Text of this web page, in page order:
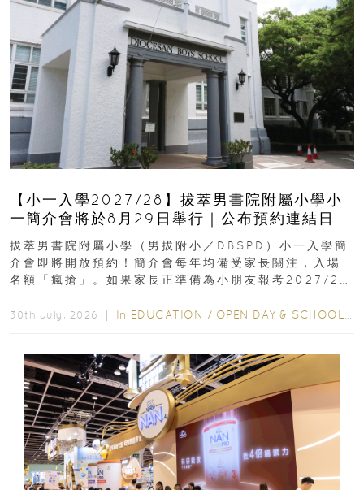
【小一入學2027/28】拔萃男書院附屬小學小
一簡介會將於8月29日舉行｜公布預約連結日期
｜更設有網上重溫
拔萃男書院附屬小學（男拔附小／DBSPD）小一入學簡
介會即將開放預約！簡介會每年均備受家長關注，入場
名額「瘋搶」。如果家長正準備為小朋友報考2027/28
30th July, 2026 ｜ In EDUCATION / OPEN DAY & SCHOOL EVENTS